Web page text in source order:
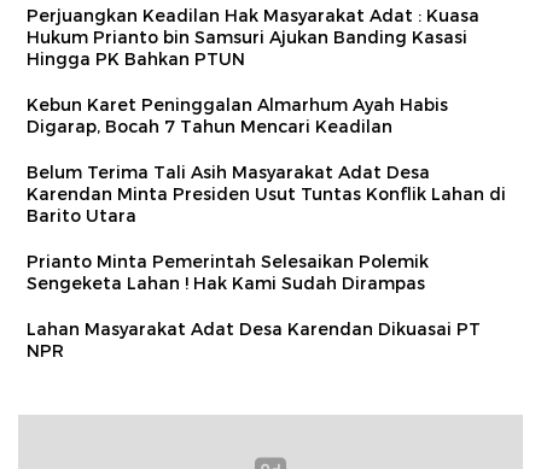
Perjuangkan Keadilan Hak Masyarakat Adat : Kuasa
Hukum Prianto bin Samsuri Ajukan Banding Kasasi
Hingga PK Bahkan PTUN
Kebun Karet Peninggalan Almarhum Ayah Habis
Digarap, Bocah 7 Tahun Mencari Keadilan
Belum Terima Tali Asih Masyarakat Adat Desa
Karendan Minta Presiden Usut Tuntas Konflik Lahan di
Barito Utara
Prianto Minta Pemerintah Selesaikan Polemik
Sengeketa Lahan ! Hak Kami Sudah Dirampas
Lahan Masyarakat Adat Desa Karendan Dikuasai PT
NPR